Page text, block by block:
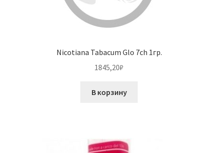
Nicotiana Tabacum Glo 7ch 1гр.
1845,20₽
В корзину